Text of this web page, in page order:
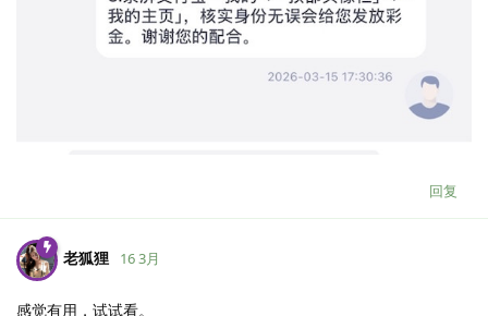
回复
老狐狸 16 3月
感觉有用，试试看。